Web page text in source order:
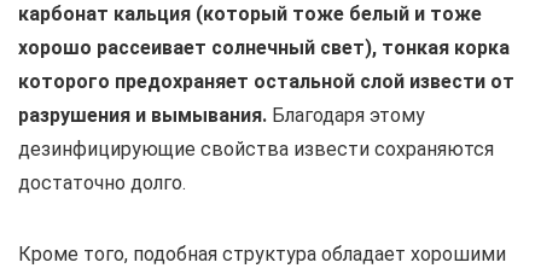
карбонат кальция (который тоже белый и тоже
хорошо рассеивает солнечный свет), тонкая корка
которого предохраняет остальной слой извести от
разрушения и вымывания. Благодаря этому
дезинфицирующие свойства извести сохраняются
достаточно долго.
Кроме того, подобная структура обладает хорошими